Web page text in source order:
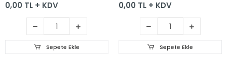
0,00 TL + KDV
Sepete Ekle
0,00 TL + KDV
Sepete Ekle